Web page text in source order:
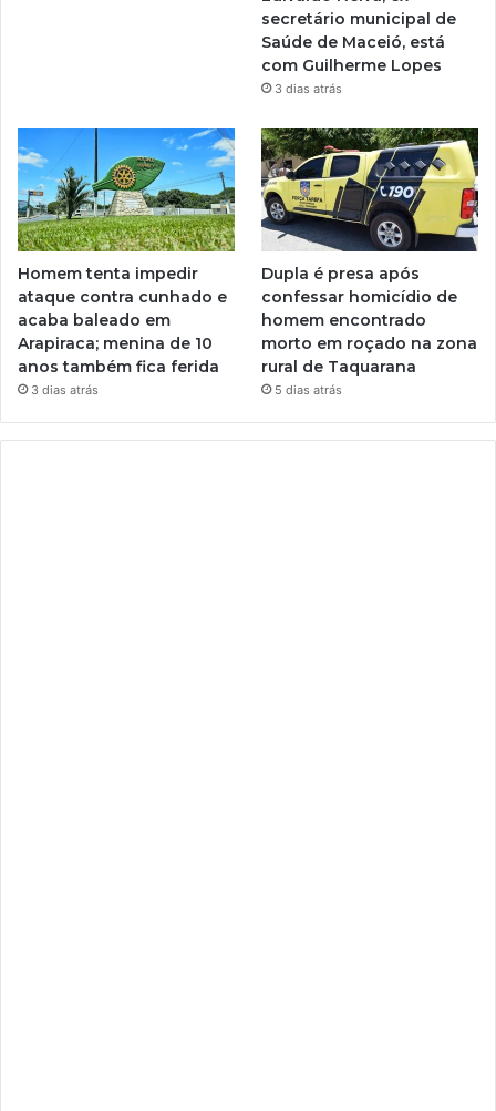
secretário municipal de
Saúde de Maceió, está
com Guilherme Lopes
3 dias atrás
Homem tenta impedir
ataque contra cunhado e
acaba baleado em
Arapiraca; menina de 10
anos também fica ferida
3 dias atrás
Dupla é presa após
confessar homicídio de
homem encontrado
morto em roçado na zona
rural de Taquarana
5 dias atrás